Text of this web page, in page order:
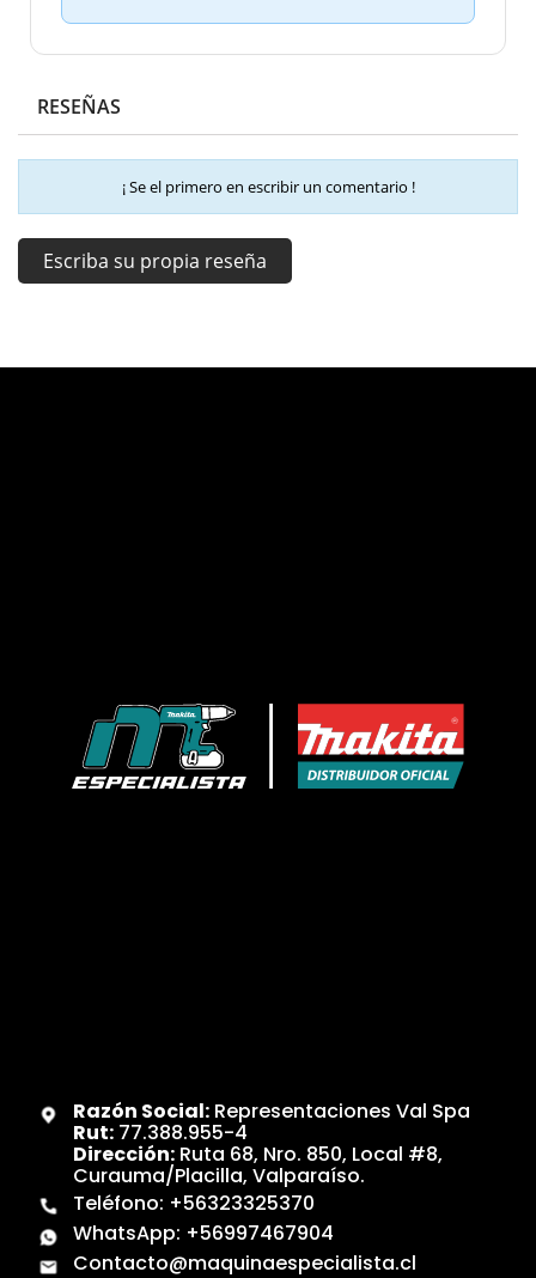
RESEÑAS
¡ Se el primero en escribir un comentario !
Escriba su propia reseña
Razón Social:Representaciones Val Spa
Rut:77.388.955-4
Dirección:Ruta 68, Nro. 850, Local #8,
Curauma/Placilla, Valparaíso.
Teléfono: +56323325370
WhatsApp: +56997467904
Contacto@maquinaespecialista.cl